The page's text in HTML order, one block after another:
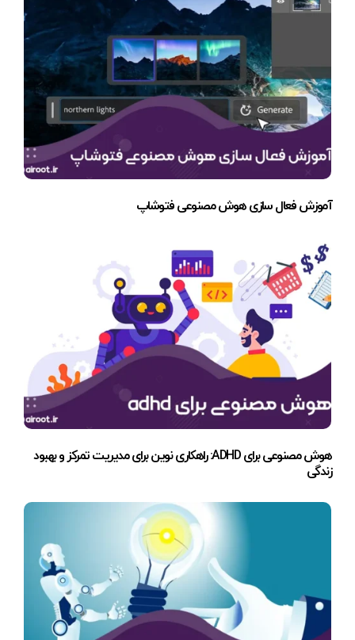
آموزش فعال سازی هوش مصنوعی فتوشاپ
هوش مصنوعی برای ADHD: راهکاری نوین برای مدیریت تمرکز و بهبود
زندگی